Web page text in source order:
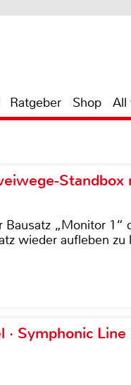
Ratgeber Shop All
Bausatz „Monitor 1“
wieder aufleben zu
· Symphonic